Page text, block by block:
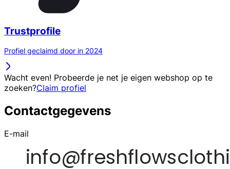
Trustprofile
Profiel geclaimd door in 2024
Wacht even! Probeerde je net je eigen webshop op te
zoeken?Claim profiel
Contactgegevens
E-mail